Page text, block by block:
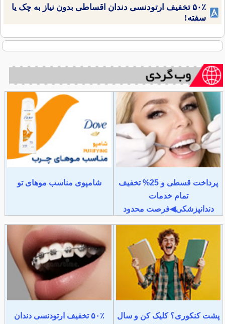
۵۰٪ تخفیف ارتودنسی دندان اقساطی بدون نیاز به چک یا
سفته!
پرداخت قسطی و 25% تخفیف
تمام خدمات
دندانپزشکی◀فرصت محدود
شامپوی مناسب موهای تو
پشت کنکوری؟ کلیک کن و سال
۵۰٪ تخفیف ارتودنسی دندان